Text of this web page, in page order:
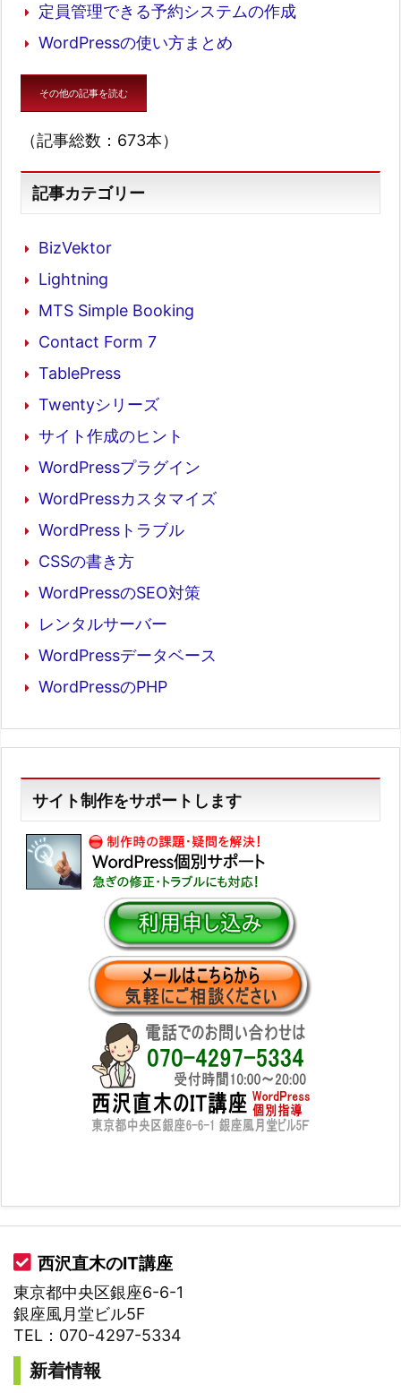
定員管理できる予約システムの作成
WordPressの使い方まとめ
その他の記事を読む
（記事総数：673本）
記事カテゴリー
BizVektor
Lightning
MTS Simple Booking
Contact Form 7
TablePress
Twentyシリーズ
サイト作成のヒント
WordPressプラグイン
WordPressカスタマイズ
WordPressトラブル
CSSの書き方
WordPressのSEO対策
レンタルサーバー
WordPressデータベース
WordPressのPHP
サイト制作をサポートします
西沢直木のIT講座
東京都中央区銀座6-6-1
銀座風月堂ビル5F
TEL：070-4297-5334
新着情報